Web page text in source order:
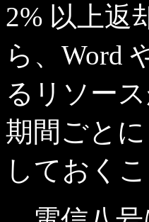
2% 以上返
ら、Word
るリソー
期間ごと
しておく